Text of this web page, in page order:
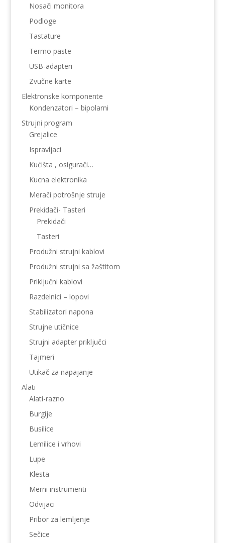
Nosači monitora
Podloge
Tastature
Termo paste
USB-adapteri
Zvučne karte
Elektronske komponente
Kondenzatori – bipolarni
Strujni program
Grejalice
Ispravljaci
Kućišta , osigurači…
Kucna elektronika
Merači potrošnje struje
Prekidači- Tasteri
Prekidači
Tasteri
Produžni strujni kablovi
Produžni strujni sa žaštitom
Priključni kablovi
Razdelnici – lopovi
Stabilizatori napona
Strujne utičnice
Strujni adapter priključci
Tajmeri
Utikač za napajanje
Alati
Alati-razno
Burgije
Busilice
Lemilice i vrhovi
Lupe
Klesta
Merni instrumenti
Odvijaci
Pribor za lemljenje
Sečice